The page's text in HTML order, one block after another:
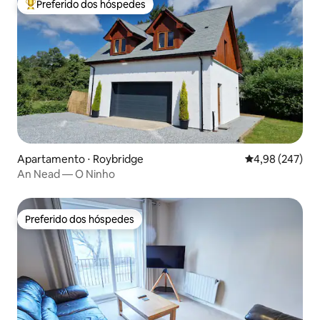
Entre os melhores preferidos dos hóspedes
Preferido dos hóspedes
Apartamento ⋅ Roybridge 4,98 de uma
4,98 (247)
An Nead — O Ninho
Preferido dos hóspedes
Preferido dos hóspedes